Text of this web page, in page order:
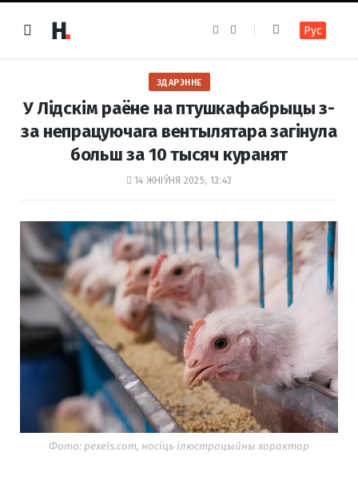
e
k
t
a
m
Рус
ЗДАРЭННЕ
У Лідскім раёне на птушкафабрыцы з-
за непрацуючага вентылятара загінула
больш за 10 тысяч куранят
14 ЖНІЎНЯ 2025, 13:43
Фота: pexels.com, носіць ілюстрацыйны характар